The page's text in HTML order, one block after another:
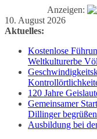
Anzeigen:
Zum
Inhalt
10. August 2026
Aktuelles:
Kostenlose
Weltkulturerbe
120 Jahre
Gemeinsamer
Dillinger
Ausbildung bei